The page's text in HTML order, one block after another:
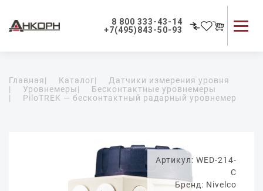
8 800 333-43-14
+7(495)843-50-93
Применение приборов
Как мы работаем
Главная| Каталог|
Датчики измерения уровня
|
Уровнемеры|
Бесконтактные уровнемеры
|
PiloTREK — бесконтактный радарный уровнемер
Артикул: WED-214-
C
Бренд: Nivelco